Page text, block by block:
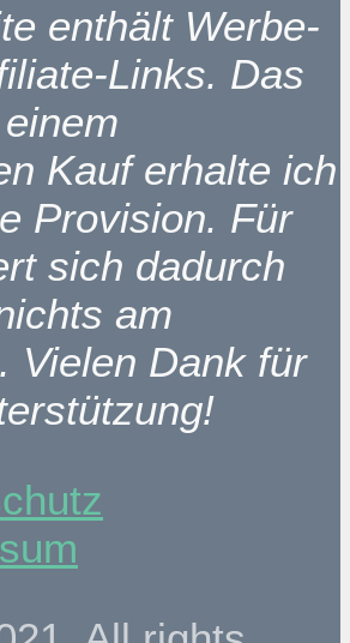
enthält Werbe-
Links. Das
Kauf erhalte ich
Provision. Für
sich dadurch
am
Vielen Dank für